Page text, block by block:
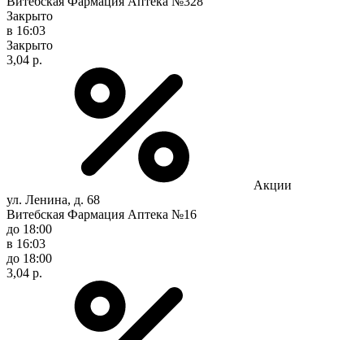
Закрыто
в 16:03
Закрыто
3,04 р.
Акции
ул. Ленина, д. 68
Витебская Фармация Аптека №16
до 18:00
в 16:03
до 18:00
3,04 р.